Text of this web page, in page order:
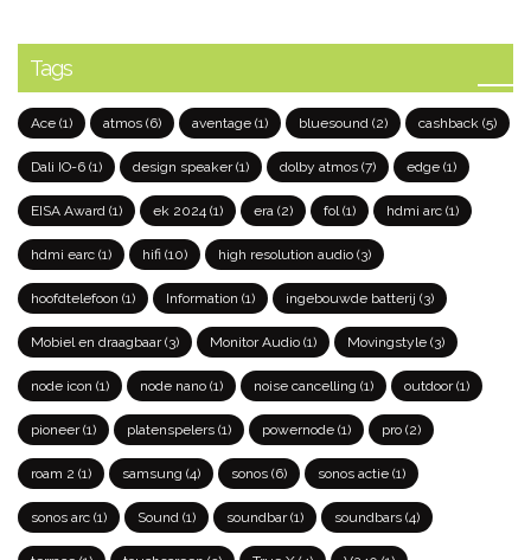
Tags
Ace (1) atmos (6) aventage (1) bluesound (2) cashback (5)
Dali IO-6 (1) design speaker(1) dolby atmos (7) edge (1)
EISA Award (1) ek 2024 (1) era (2) fol (1) hdmi arc (1)
hdmi earc (1) hifi (10) high resolution audio (3)
hoofdtelefoon (1) Information (1) ingebouwde batterij (3)
Mobiel en draagbaar(3) Monitor Audio (1) Movingstyle (3)
node icon (1) node nano (1) noise cancelling (1) outdoor(1)
pioneer(1) platenspelers (1) powernode (1) pro (2)
roam 2 (1) samsung (4) sonos (6) sonos actie (1)
sonos arc (1) Sound (1) soundbar(1) soundbars (4)